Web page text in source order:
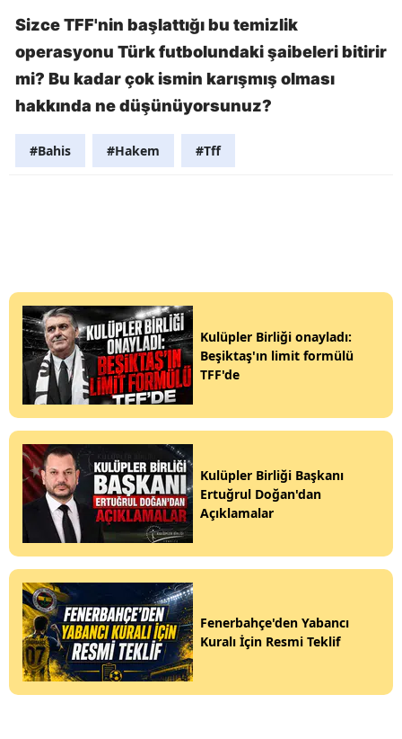
Sizce TFF'nin başlattığı bu temizlik
operasyonu Türk futbolundaki şaibeleri bitirir
mi? Bu kadar çok ismin karışmış olması
hakkında ne düşünüyorsunuz?
#Bahis #Hakem #Tff
Kulüpler Birliği onayladı:
Beşiktaş'ın limit formülü
TFF'de
Kulüpler Birliği Başkanı
Ertuğrul Doğan'dan
Açıklamalar
Fenerbahçe'den Yabancı
Kuralı İçin Resmi Teklif